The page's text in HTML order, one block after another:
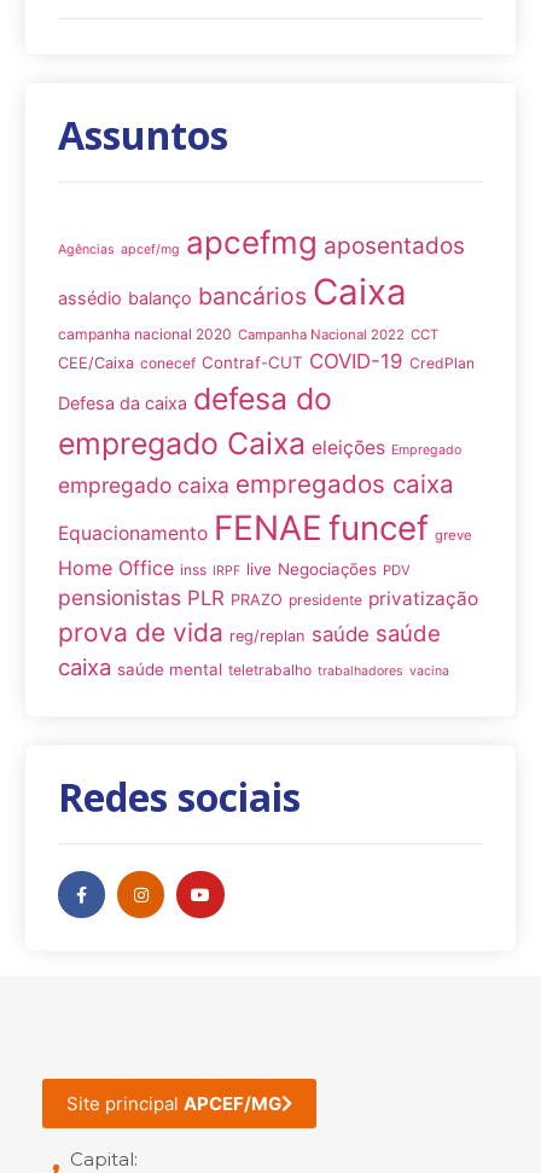
Assuntos
Agências apcef/mg apcefmg aposentados
assédio balanço bancários Caixa
campanha nacional 2020 Campanha Nacional 2022 CCT
CEE/Caixa conecef Contraf-CUT COVID-19 CredPlan
Defesa da caixa defesa do
empregado Caixa eleições Empregado
empregado caixa empregados caixa
Equacionamento FENAE funcef greve
Home Office inss IRPF live Negociações PDV
pensionistas PLR PRAZO presidente privatização
prova de vida reg/replan saúde saúde
caixa saúde mental teletrabalho trabalhadores vacina
Redes sociais
Site principal APCEF/MG
Capital: